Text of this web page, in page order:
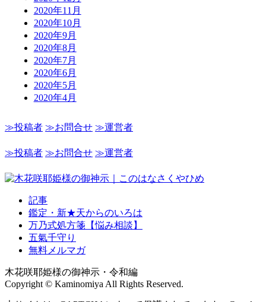
2020年11月
2020年10月
2020年9月
2020年8月
2020年7月
2020年6月
2020年5月
2020年4月
≫投稿者 ≫お問合せ ≫運営者
≫投稿者 ≫お問合せ ≫運営者
記事
鑑定・新★天からのいろは
万乃式処方箋【悩み相談】
五氣千守り
無料メルマガ
木花咲耶姫様の御神示・令和編
Copyright © Kaminomiya All Rights Reserved.